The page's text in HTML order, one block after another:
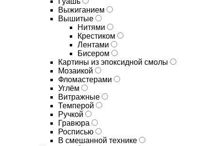
Выжиганием
Вышитые
Нитями
Крестиком
Лентами
Бисером
Картины из эпоксидной смолы
Мозаикой
Фломастерами
Углём
Витражные
Темперой
Ручкой
Гравюра
Росписью
В смешанной технике